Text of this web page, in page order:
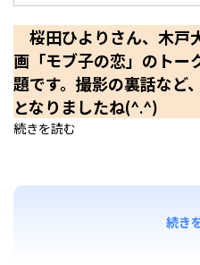
桜田ひよりさん、木戸
画「モブ子の恋」のトー
題です。撮影の裏話など
となりましたね(^.^)
続きを読む
続き